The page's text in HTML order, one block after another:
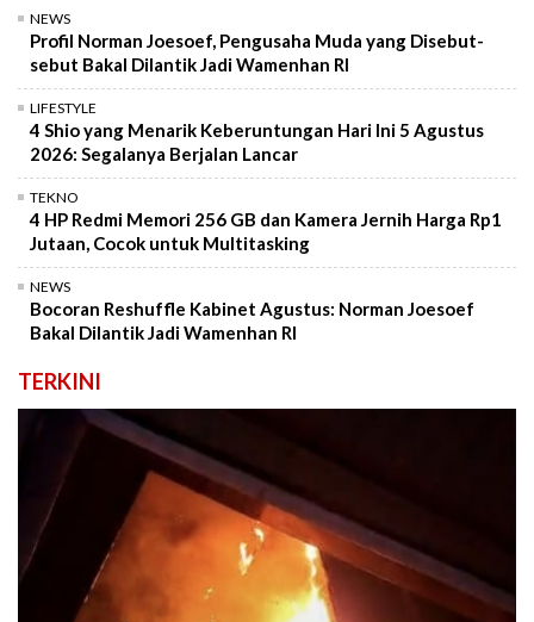
NEWS
Profil Norman Joesoef, Pengusaha Muda yang Disebut-
sebut Bakal Dilantik Jadi Wamenhan RI
LIFESTYLE
4 Shio yang Menarik Keberuntungan Hari Ini 5 Agustus
2026: Segalanya Berjalan Lancar
TEKNO
4 HP Redmi Memori 256 GB dan Kamera Jernih Harga Rp1
Jutaan, Cocok untuk Multitasking
NEWS
Bocoran Reshuffle Kabinet Agustus: Norman Joesoef
Bakal Dilantik Jadi Wamenhan RI
TERKINI